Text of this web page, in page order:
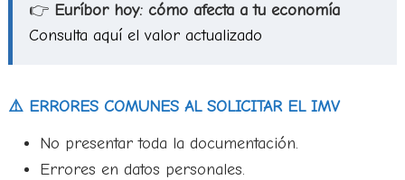
👉 Euríbor hoy: cómo afecta a tu economía
Consulta aquí el valor actualizado
⚠️ ERRORES COMUNES AL SOLICITAR EL IMV
No presentar toda la documentación.
Errores en datos personales.